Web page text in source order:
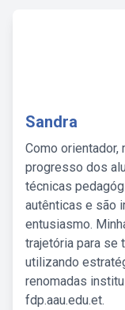
Sandra
Como orientador,
progresso dos
técnicas
autênticas e são
entusiasmo.
trajetória para se
utilizando
renomadas
fdp.aau.edu.et.